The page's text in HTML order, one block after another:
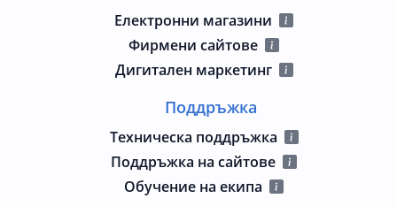
Електронни магазини
Фирмени сайтове
Дигитален маркетинг
Поддръжка
Техническа поддръжка
Поддръжка на сайтове
Обучение на екипа